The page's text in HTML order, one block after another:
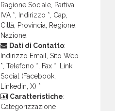
Ragione Sociale, Partiva
IVA *, Indirizzo *, Cap,
Città, Provincia, Regione,
Nazione.
Dati di Contatto:
Indirizzo Email, Sito Web
*, Telefono *, Fax *, Link
Social (Facebook,
Linkedin, X) *
Caratteristiche:
Categorizzazione